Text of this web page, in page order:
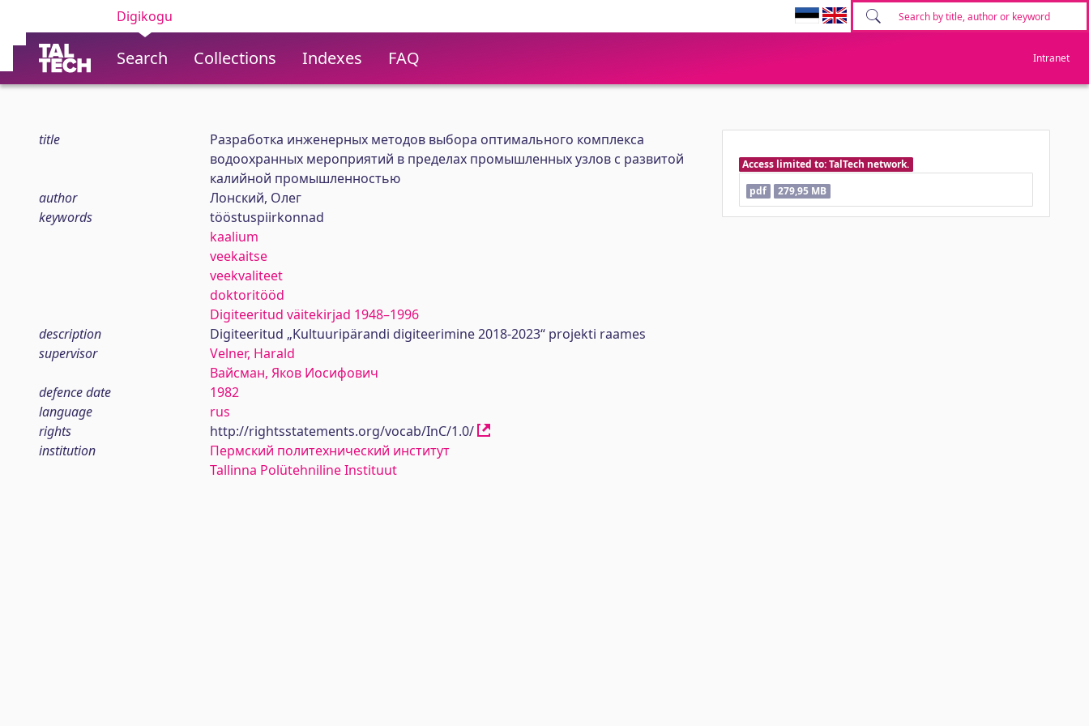
Digikogu
Search Collections Indexes FAQ Intranet
title
Разработка инженерных методов выбора оптимального комплекса
водоохранных мероприятий в пределах промышленных узлов с развитой
калийной промышленностью
author
Лонский, Олег
keywords
tööstuspiirkonnad
kaalium
veekaitse
veekvaliteet
doktoritööd
Digiteeritud väitekirjad 1948–1996
description
Digiteeritud „Kultuuripärandi digiteerimine 2018-2023“ projekti raames
supervisor
Velner, Harald
Вайсман, Яков Иосифович
defence date
1982
language
rus
rights
http://rightsstatements.org/vocab/InC/1.0/
institution
Пермский политехнический институт
Tallinna Polütehniline Instituut
Access limited to: TalTech network.
pdf
279,95 MB